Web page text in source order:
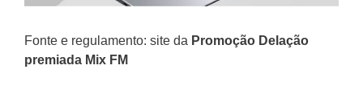
Fonte e regulamento: site da Promoção Delação
premiada Mix FM